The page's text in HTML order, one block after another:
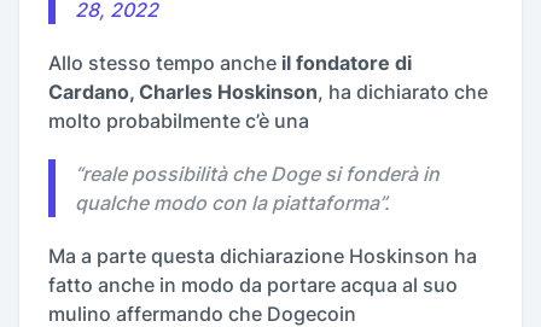
28, 2022
Allo stesso tempo anche il fondatore di
Cardano, Charles Hoskinson, ha dichiarato che
molto probabilmente c’è una
“reale possibilità che Doge si fonderà in
qualche modo con la piattaforma”.
Ma a parte questa dichiarazione Hoskinson ha
fatto anche in modo da portare acqua al suo
mulino affermando che Dogecoin